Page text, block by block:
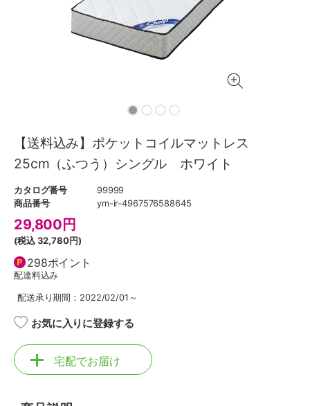
【送料込み】ポケットコイルマットレス
25cm（ふつう）シングル ホワイト
カタログ番号
99999
商品番号
ym-ir-4967576588645
29,800 円
(税込32,780円)
298ポイント
配達料込み
配送承り期間：2022/02/01～
お気に入りに登録する
宅配でお届け